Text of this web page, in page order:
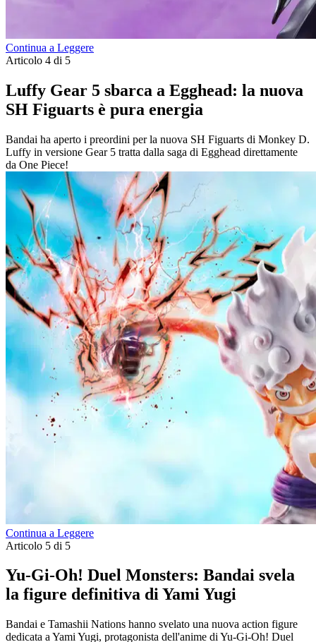
Continua a Leggere
Articolo 4 di 5
Luffy Gear 5 sbarca a Egghead: la nuova
SH Figuarts è pura energia
Bandai ha aperto i preordini per la nuova SH Figuarts di Monkey D.
Luffy in versione Gear 5 tratta dalla saga di Egghead direttamente
da One Piece!
Continua a Leggere
Articolo 5 di 5
Yu-Gi-Oh! Duel Monsters: Bandai svela
la figure definitiva di Yami Yugi
Bandai e Tamashii Nations hanno svelato una nuova action figure
dedicata a Yami Yugi, protagonista dell'anime di Yu-Gi-Oh! Duel